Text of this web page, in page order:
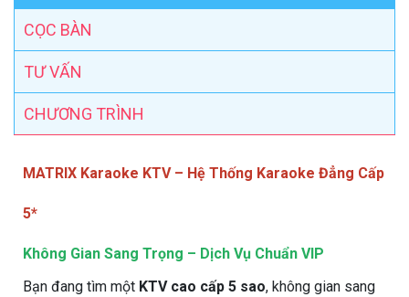
CỌC BÀN
TƯ VẤN
CHƯƠNG TRÌNH
MATRIX Karaoke KTV – Hệ Thống Karaoke Đẳng Cấp
5*
Không Gian Sang Trọng – Dịch Vụ Chuẩn VIP
Bạn đang tìm một KTV cao cấp 5 sao, không gian sang